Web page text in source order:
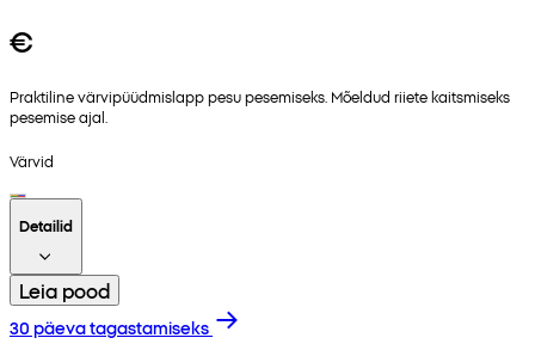
€
Praktiline värvipüüdmislapp pesu pesemiseks. Mõeldud riiete kaitsmiseks
pesemise ajal.
Värvid
Detailid
Leia pood
30 päeva tagastamiseks